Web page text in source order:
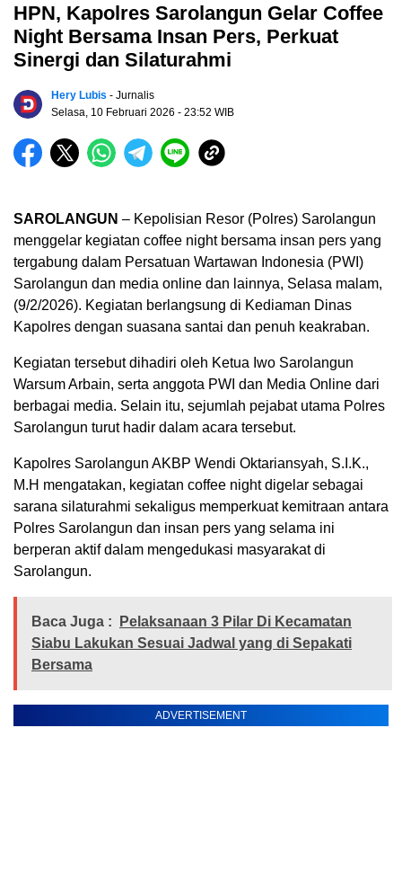
HPN, Kapolres Sarolangun Gelar Coffee
Night Bersama Insan Pers, Perkuat
Sinergi dan Silaturahmi
Hery Lubis - Jurnalis
Selasa, 10 Februari 2026 - 23:52 WIB
SAROLANGUN – Kepolisian Resor (Polres) Sarolangun
menggelar kegiatan coffee night bersama insan pers yang
tergabung dalam Persatuan Wartawan Indonesia (PWI)
Sarolangun dan media online dan lainnya, Selasa malam,
(9/2/2026). Kegiatan berlangsung di Kediaman Dinas
Kapolres dengan suasana santai dan penuh keakraban.
Kegiatan tersebut dihadiri oleh Ketua Iwo Sarolangun
Warsum Arbain, serta anggota PWI dan Media Online dari
berbagai media. Selain itu, sejumlah pejabat utama Polres
Sarolangun turut hadir dalam acara tersebut.
Kapolres Sarolangun AKBP Wendi Oktariansyah, S.I.K.,
M.H mengatakan, kegiatan coffee night digelar sebagai
sarana silaturahmi sekaligus memperkuat kemitraan antara
Polres Sarolangun dan insan pers yang selama ini
berperan aktif dalam mengedukasi masyarakat di
Sarolangun.
Baca Juga :
Pelaksanaan 3 Pilar Di Kecamatan
Siabu Lakukan Sesuai Jadwal yang di Sepakati
Bersama
ADVERTISEMENT